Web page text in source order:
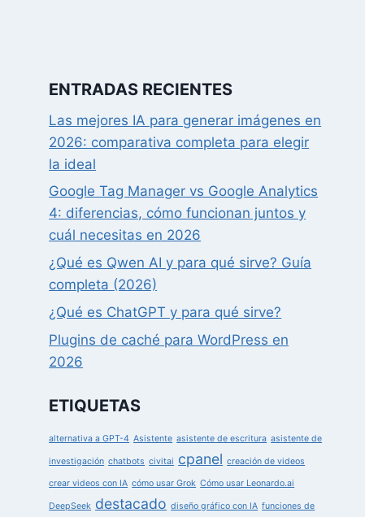
ENTRADAS RECIENTES
Las mejores IA para generar imágenes en
2026: comparativa completa para elegir
la ideal
Google Tag Manager vs Google Analytics
4: diferencias, cómo funcionan juntos y
cuál necesitas en 2026
¿Qué es Qwen AI y para qué sirve? Guía
completa (2026)
¿Qué es ChatGPT y para qué sirve?
Plugins de caché para WordPress en
2026
ETIQUETAS
alternativa a GPT-4 Asistente asistente de escritura asistente de
investigación chatbots civitai cpanel creación de videos
crear videos con IA cómo usar Grok Cómo usar Leonardo.ai
DeepSeek destacado diseño gráfico con IA funciones de